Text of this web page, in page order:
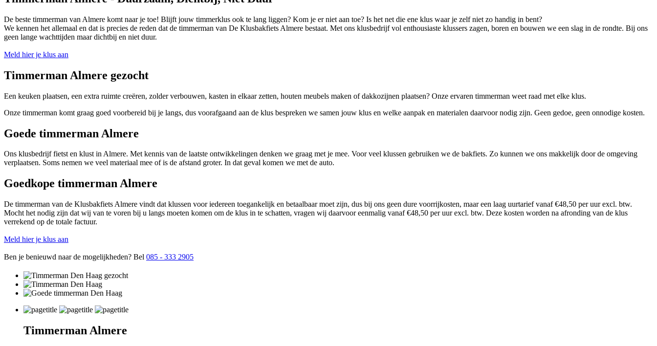
De beste timmerman van Almere komt naar je toe! Blijft jouw timmerklus ook te lang liggen? Kom je er niet aan toe? Is het net die ene klus waar je zelf niet zo handig in bent?
We kennen het allemaal en dat is precies de reden dat de timmerman van De Klusbakfiets Almere bestaat. Met ons klusbedrijf vol enthousiaste klussers zagen, boren en bouwen we een slag in de rondte. Bij ons
geen lange wachttijden maar dichtbij en niet duur.
Meld hier je klus aan
Timmerman Almere gezocht
Een keuken plaatsen, een extra ruimte creëren, zolder verbouwen, kasten in elkaar zetten, houten meubels maken of dakkozijnen plaatsen? Onze ervaren timmerman weet raad met elke klus.
Onze timmerman komt graag goed voorbereid bij je langs, dus voorafgaand aan de klus bespreken we samen jouw klus en welke aanpak en materialen daarvoor nodig zijn. Geen gedoe, geen onnodige kosten.
Goede timmerman Almere
Ons klusbedrijf fietst en klust in Almere. Met kennis van de laatste ontwikkelingen denken we graag met je mee. Voor veel klussen gebruiken we de bakfiets. Zo kunnen we ons makkelijk door de omgeving
verplaatsen. Soms nemen we veel materiaal mee of is de afstand groter. In dat geval komen we met de auto.
Goedkope timmerman Almere
De timmerman van de Klusbakfiets Almere vindt dat klussen voor iedereen toegankelijk en betaalbaar moet zijn, dus bij ons geen dure voorrijkosten, maar een laag uurtarief vanaf €48,50 per uur excl. btw.
Mocht het nodig zijn dat wij van te voren bij u langs moeten komen om de klus in te schatten, vragen wij daarvoor eenmalig vanaf €48,50 per uur excl. btw. Deze kosten worden na afronding van de klus
verrekend op de totale factuur.
Meld hier je klus aan
Ben je benieuwd naar de mogelijkheden? Bel 085 - 333 2905
Timmerman Almere